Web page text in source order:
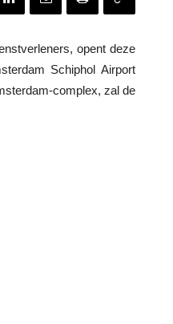
opent deze
Schiphol Airport
complex, zal de